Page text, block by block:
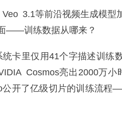
3.1等前沿视频生成模型
——训练数据从哪来？
里仅用41个字描述训练
Cosmos亮出2000万小
公开了亿级切片的训练流程